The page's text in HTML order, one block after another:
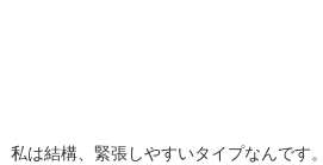
私は結構、緊張しやすいタイプなんです。